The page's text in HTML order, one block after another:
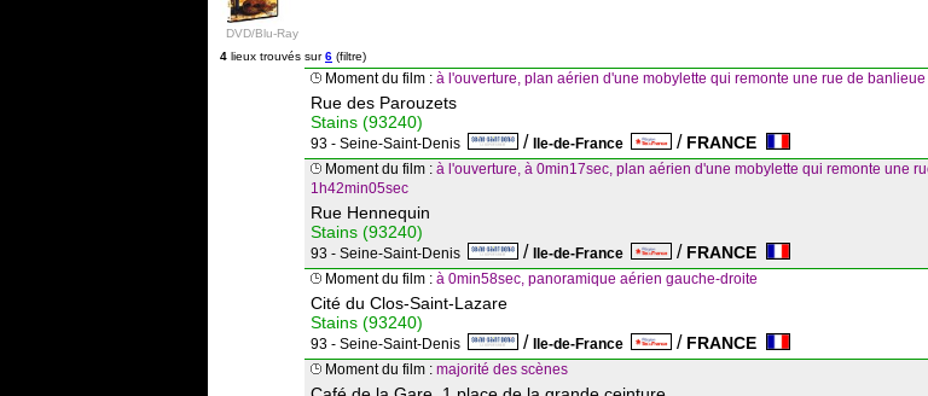
DVD/Blu-Ray
4 lieux trouvés sur6 (filtre)
Moment du film : à l'ouverture, plan aérien d'une mobylette qui remonte une rue de
Rue des Parouzets
Stains (93240)
93 - Seine-Saint-Denis / Ile-de-France / FRANCE
Moment du film : à l'ouverture, à 0min17sec, plan aérien d'une mobylette qui remonte une
1h42min05sec
Rue Hennequin
Stains (93240)
93 - Seine-Saint-Denis / Ile-de-France / FRANCE
Moment du film : à 0min58sec, panoramique aérien gauche-droite
Cité du Clos-Saint-Lazare
Stains (93240)
93 - Seine-Saint-Denis / Ile-de-France / FRANCE
Moment du film : majorité des scènes